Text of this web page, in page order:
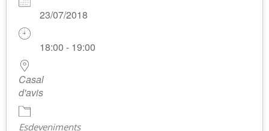
23/07/2018
18:00 - 19:00
Casal
d'avis
Esdeveniments